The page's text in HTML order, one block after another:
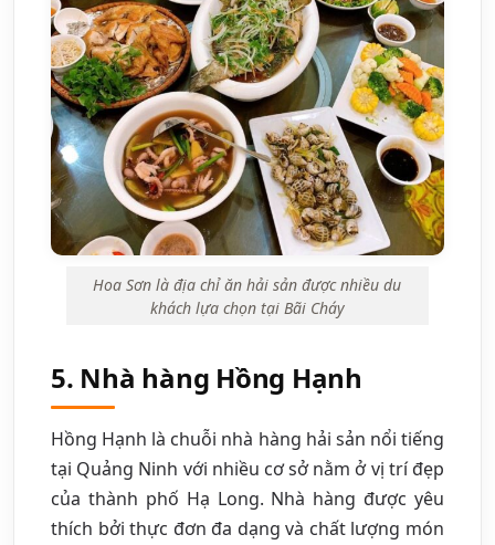
Hoa Sơn là địa chỉ ăn hải sản được nhiều du
khách lựa chọn tại Bãi Cháy
5. Nhà hàng Hồng Hạnh
Hồng Hạnh là chuỗi nhà hàng hải sản nổi tiếng
tại Quảng Ninh với nhiều cơ sở nằm ở vị trí đẹp
của thành phố Hạ Long. Nhà hàng được yêu
thích bởi thực đơn đa dạng và chất lượng món